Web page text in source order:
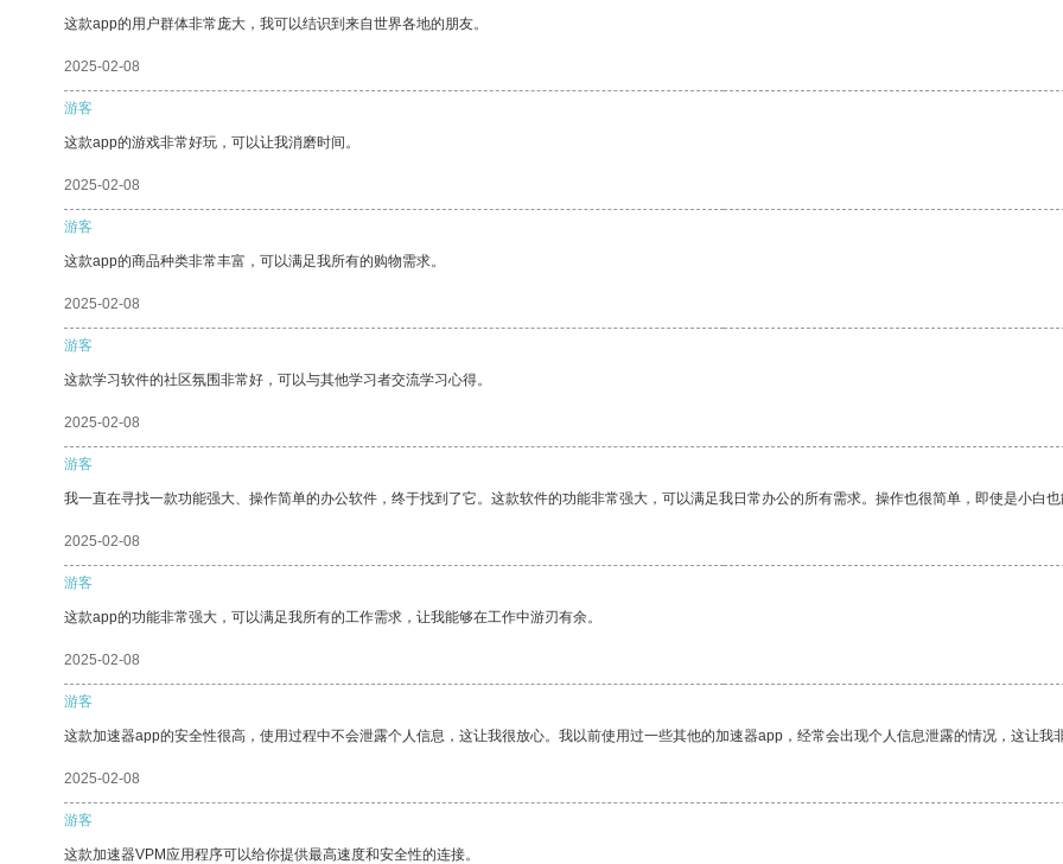
这款app的用户群体非常庞大，我可以结识到来自世界各地的朋友。
2025-02-08
游客
这款app的游戏非常好玩，可以让我消磨时间。
2025-02-08
游客
这款app的商品种类非常丰富，可以满足我所有的购物需求。
2025-02-08
游客
这款学习软件的社区氛围非常好，可以与其他学习者交流学习心得。
2025-02-08
游客
我一直在寻找一款功能强大、操作简单的办公软件，终于找到了它。这款软件的功能非常强大，可以满足我日常办公的所有需求。操作也很简单，即使是小白也
2025-02-08
游客
这款app的功能非常强大，可以满足我所有的工作需求，让我能够在工作中游刃有余。
2025-02-08
游客
这款加速器app的安全性很高，使用过程中不会泄露个人信息，这让我很放心。我以前使用过一些其他的加速器app，经常会出现个人信息泄露的情况，这让我
2025-02-08
游客
这款加速器VPM应用程序可以给你提供最高速度和安全性的连接。